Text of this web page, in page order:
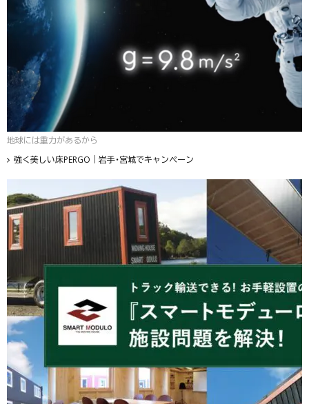
地球には重力があるから
強く美しい床PERGO｜岩手・宮城でキャンペーン